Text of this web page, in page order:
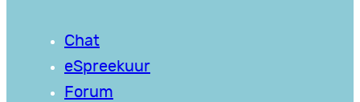
Chat
eSpreekuur
Forum